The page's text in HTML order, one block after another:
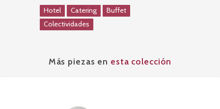
Hotel Catering
Buffet
Colectividades
Más piezas en esta colección